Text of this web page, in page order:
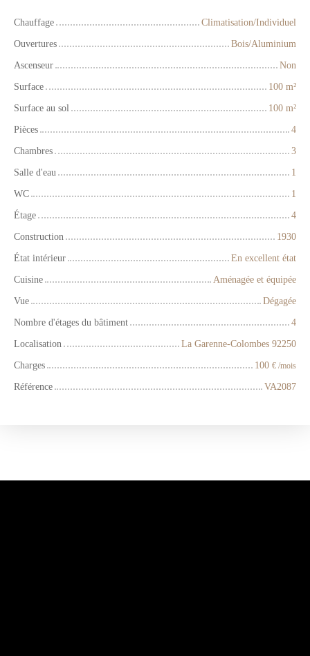
Chauffage
Climatisation/Individuel
Ouvertures
Bois/Aluminium
Ascenseur
Non
Surface
100 m²
Surface au sol
100 m²
Pièces
4
Chambres
3
Salle d'eau
1
WC
1
Étage
4
Construction
1930
État intérieur
En excellent état
Cuisine
Aménagée et équipée
Vue
Dégagée
Nombre d'étages du bâtiment
4
Localisation
La Garenne-Colombes 92250
Charges
100 € /mois
Référence VA2087